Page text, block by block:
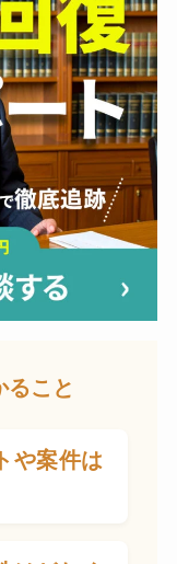
ること
や案件は